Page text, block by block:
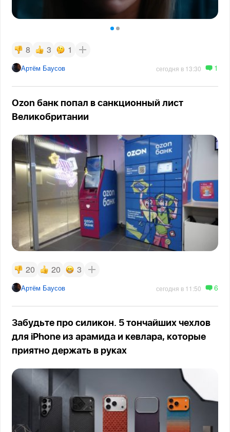
8 3 1
Артём Баусов сегодня в 13:30 1
Ozon банк попал в санкционный лист
Великобритании
20 20 3
Артём Баусов сегодня в 11:50 6
Забудьте про силикон. 5 тончайших чехлов
для iPhone из арамида и кевлара, которые
приятно держать в руках